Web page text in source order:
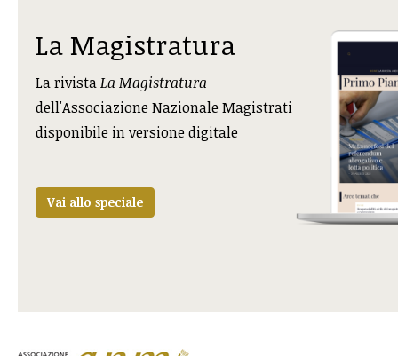
La Magistratura
La rivistaLa Magistratura
dell'Associazione Nazionale Magistrati
disponibile in versione digitale
Vai allo speciale